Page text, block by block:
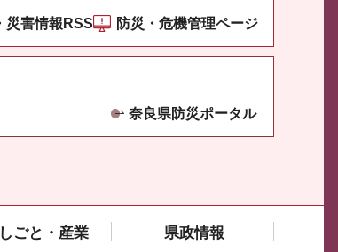
災害情報RSS 防災・危機管理ページ
奈良県防災ポータル
しごと・産業 県政情報